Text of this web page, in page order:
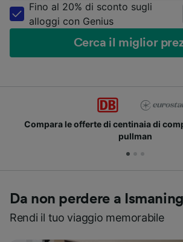
Fino al 20% di sconto sugli
alloggi con Genius
Cerca il miglior
Compara le offerte di centinaia di
pullman
Da non perdere a Ismaning
Rendi il tuo viaggio memorabile